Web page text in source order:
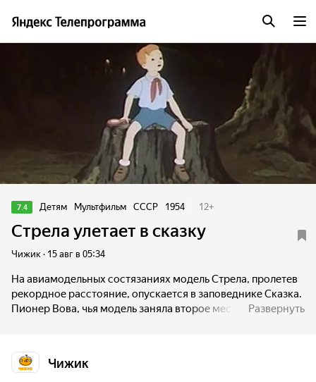
7.4 Детям Мультфильм СССР 1954 12+
Стрела улетает в сказку
Чижик · 15 авг в 05:34
На авиамодельных состязаниях модель Стрела, пролетев
рекордное расстояние, опускается в заповеднике Сказка.
Пионер Вова, чья модель заняла второе место, отстал от
Развернуть
Чижик